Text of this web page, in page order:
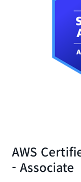
AWS
- Associate